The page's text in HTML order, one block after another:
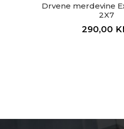
Drvene merdevine
2X7
290,00